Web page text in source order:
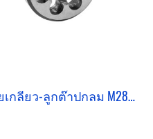
ดายเกลียว-ลูกต๊าปกลม M28x1.5